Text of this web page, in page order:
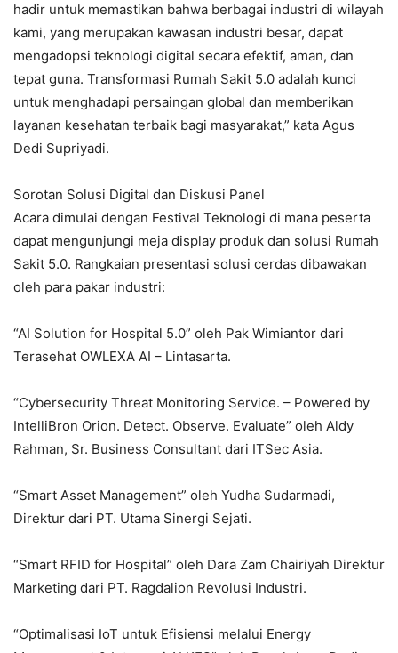
hadir untuk memastikan bahwa berbagai industri di wilayah
kami, yang merupakan kawasan industri besar, dapat
mengadopsi teknologi digital secara efektif, aman, dan
tepat guna. Transformasi Rumah Sakit 5.0 adalah kunci
untuk menghadapi persaingan global dan memberikan
layanan kesehatan terbaik bagi masyarakat,” kata Agus
Dedi Supriyadi.
Sorotan Solusi Digital dan Diskusi Panel
Acara dimulai dengan Festival Teknologi di mana peserta
dapat mengunjungi meja display produk dan solusi Rumah
Sakit 5.0. Rangkaian presentasi solusi cerdas dibawakan
oleh para pakar industri:
“AI Solution for Hospital 5.0” oleh Pak Wimiantor dari
Terasehat OWLEXA AI – Lintasarta.
“Cybersecurity Threat Monitoring Service. – Powered by
IntelliBron Orion. Detect. Observe. Evaluate” oleh Aldy
Rahman, Sr. Business Consultant dari ITSec Asia.
“Smart Asset Management” oleh Yudha Sudarmadi,
Direktur dari PT. Utama Sinergi Sejati.
“Smart RFID for Hospital” oleh Dara Zam Chairiyah Direktur
Marketing dari PT. Ragdalion Revolusi Industri.
“Optimalisasi IoT untuk Efisiensi melalui Energy